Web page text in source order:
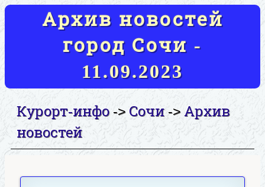
Архив новостей
город Сочи -
11.09.2023
Курорт-инфо-> Сочи->Архив
новостей